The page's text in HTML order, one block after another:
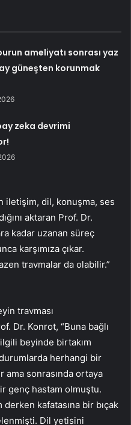
ameliyatı sonrası yaz
ay güneşten korunmak
zeka devrimi
iletişim, dil, konuşma, ses
aktaran Prof. Dr.
kadar uzanan süreç
karşımıza çıkar.
travmalar da olabilir.”
travması
Dr. Konrot, “Buna bağlı
beyinde birtakım
herhangi bir
sonrasında ortaya
genç hastam olmuştu.
derken kafatasına bir bıçak
Dil yetisini